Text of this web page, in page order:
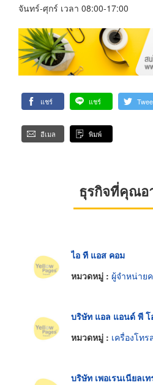
จันทร์-ศุกร์ เวลา 08:00-17:00
แชร์ แชร์
อีเมล พิมพ์
ธุรกิจที่คุณอ
ไอ ที แอส คอม
หมวดหมู่ : ผู้จำหน่ายค
บริษัท แอล แอนด์ พี โ
หมวดหมู่ : เครื่องโท
บริษัท เพอเรนเนียลเ